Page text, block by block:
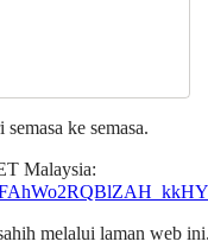
ke semasa.
Malaysia:
melalui laman web